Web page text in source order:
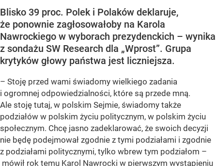
Blisko 39 proc. Polek i Polaków deklaruje,
że ponownie zagłosowałoby na Karola
Nawrockiego w wyborach prezydenckich – wynika
z sondażu SW Research dla „Wprost”. Grupa
krytyków głowy państwa jest liczniejsza.
– Stoję przed wami świadomy wielkiego zadania
i ogromnej odpowiedzialności, które są przede mną.
Ale stoję tutaj, w polskim Sejmie, świadomy także
podziałów w polskim życiu politycznym, w polskim życiu
społecznym. Chcę jasno zadeklarować, że swoich decyzji
nie będę podejmował zgodnie z tymi podziałami i zgodnie
z podziałami politycznymi, tylko wbrew tym podziałom –
mówił rok temu Karol Nawrocki w pierwszym wystąpieniu